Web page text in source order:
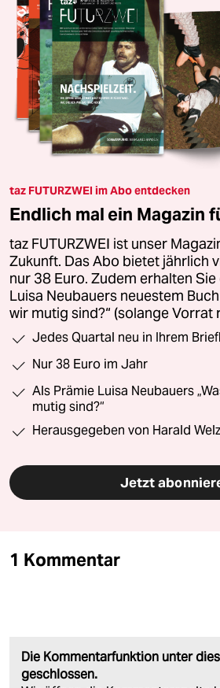
taz FUTURZWEI im Abo entdecken
Endlich mal ein Magazin
taz FUTURZWEI ist unser
Zukunft. Das Abo bietet jährlich
nur 38 Euro. Zudem erhalten
Luisa Neubauers neuestem
wir mutig sind?“ (solange Vorrat
Jedes Quartal neu in Ihrem
Nur 38 Euro im Jahr
Als Prämie Luisa Neubauers
mutig sind?“
Herausgegeben von Harald
Jetzt
1 Kommentar
Die Kommentarfunktion unter
geschlossen.